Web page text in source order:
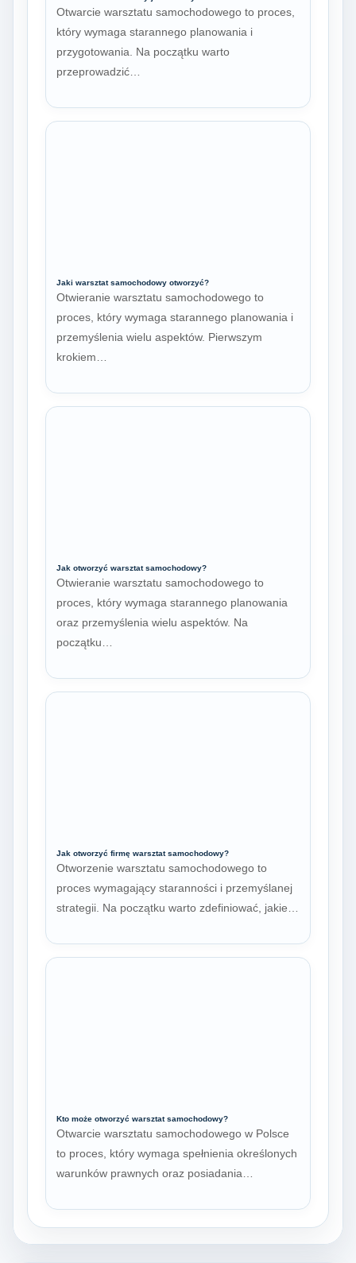
Otwarcie warsztatu samochodowego to proces,
który wymaga starannego planowania i
przygotowania. Na początku warto
przeprowadzić…
Jaki warsztat samochodowy otworzyć?
Otwieranie warsztatu samochodowego to
proces, który wymaga starannego planowania i
przemyślenia wielu aspektów. Pierwszym
krokiem…
Jak otworzyć warsztat samochodowy?
Otwieranie warsztatu samochodowego to
proces, który wymaga starannego planowania
oraz przemyślenia wielu aspektów. Na
początku…
Jak otworzyć firmę warsztat samochodowy?
Otworzenie warsztatu samochodowego to
proces wymagający staranności i przemyślanej
strategii. Na początku warto zdefiniować, jakie…
Kto może otworzyć warsztat samochodowy?
Otwarcie warsztatu samochodowego w Polsce
to proces, który wymaga spełnienia określonych
warunków prawnych oraz posiadania…